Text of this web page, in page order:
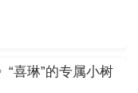
“喜琳”的专属小树